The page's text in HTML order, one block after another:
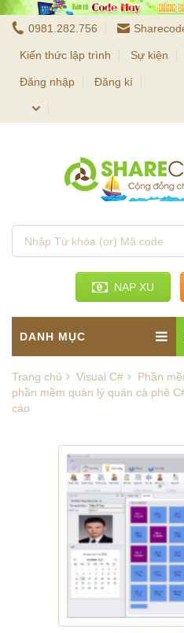
0981.282.756
Kiến thức lập trình Sự kiện
Đăng nhập Đăng kí
NẠP XU
DANH MỤC
Trang chủ Visual C# Phần
phần mềm quản lý quán cà phê
cáo